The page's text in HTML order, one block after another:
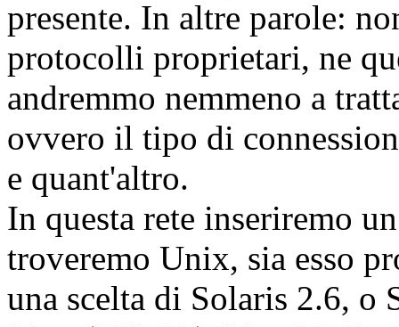
presente. In altre parole:
protocolli proprietari, ne
andremmo nemmeno a
ovvero il tipo di
e quant'altro.
In questa rete inseriremo
troveremo Unix, sia esso
una scelta di Solaris 2.6, o